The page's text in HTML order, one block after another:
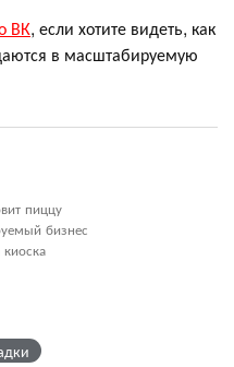
ВК, если хотите видеть, как
в масштабируемую
пиццу
бизнес
киоска